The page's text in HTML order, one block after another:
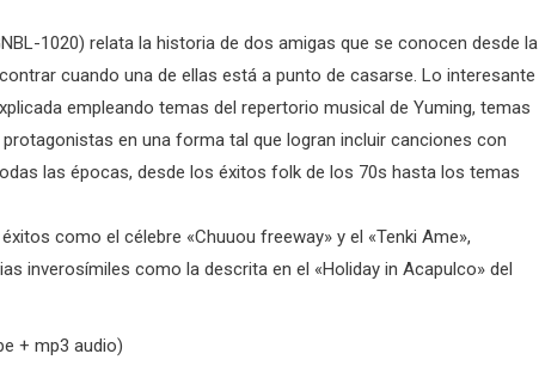
1020) relata la historia de dos amigas que se conocen desde la
cuando una de ellas está a punto de casarse. Lo interesante
empleando temas del repertorio musical de Yuming, temas
en una forma tal que logran incluir canciones con
las épocas, desde los éxitos folk de los 70s hasta los temas
como el célebre «Chuuou freeway» y el «Tenki Ame»,
inverosímiles como la descrita en el «Holiday in Acapulco» del
+ mp3 audio)